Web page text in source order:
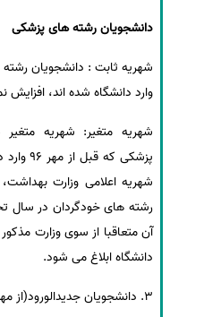
دانشجویان رشته های پزشکی
وارد دانشگاه شده اند، افزایش
شهریه متغیر: شهریه
شهریه اعلامی وزارت
آن متعاقبا از سوی وزارت
دانشگاه ابلاغ می شود.
3. دانشجویان جدیدالورود(از مهر 1396).